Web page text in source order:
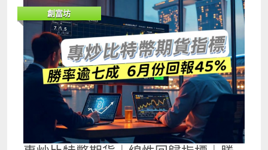
若在interactive broker交易，用30萬港元去交易Nvidia，
假設Nvidia的股價是大約163美元，以固定制佣金計算，每
股 0.005 times; 235 股 = 1.175 美元，每次交易大約佣金是
9.17港元，6月份交易18次，意思是「一買一賣」18次，即
交易了36次，佣金是330.12元。當月賺了27927元，有331
元是佣金。 7月份則獲利36702元，同樣以20萬本金，1.5倍
槓桿交易等同30萬購買力，交易了19次，意思是「一買一
賣」18次，即交易了36次，佣金支出與6月份相差不大。
創富坊